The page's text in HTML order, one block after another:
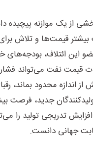
از یک موازنه پیچیده
بیشتر قیمت‌ها و تلاش
این ائتلاف، بودجه‌های
قیمت نفت می‌تواند فشار
اندازه محدود بماند،
جدید، فرصت
تدریجی تولید را
جهانی دانست.